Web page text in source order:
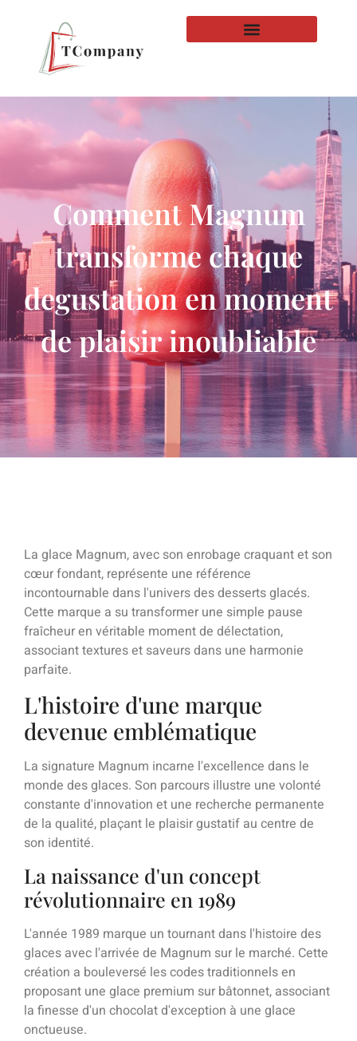
Comment Magnum
transforme chaque
degustation en moment
de plaisir inoubliable
La glace Magnum, avec son enrobage craquant et son
cœur fondant, représente une référence
incontournable dans l'univers des desserts glacés.
Cette marque a su transformer une simple pause
fraîcheur en véritable moment de délectation,
associant textures et saveurs dans une harmonie
parfaite.
L'histoire d'une marque
devenue emblématique
La signature Magnum incarne l'excellence dans le
monde des glaces. Son parcours illustre une volonté
constante d'innovation et une recherche permanente
de la qualité, plaçant le plaisir gustatif au centre de
son identité.
La naissance d'un concept
révolutionnaire en 1989
L'année 1989 marque un tournant dans l'histoire des
glaces avec l'arrivée de Magnum sur le marché. Cette
création a bouleversé les codes traditionnels en
proposant une glace premium sur bâtonnet, associant
la finesse d'un chocolat d'exception à une glace
onctueuse.